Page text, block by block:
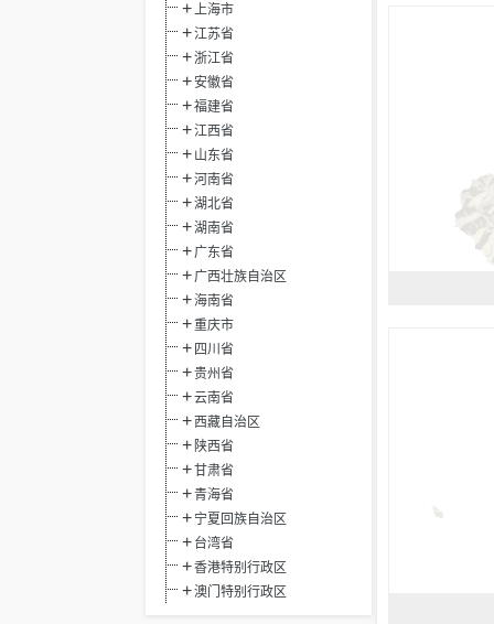
上海市
江苏省
浙江省
安徽省
福建省
江西省
山东省
河南省
湖北省
湖南省
广东省
广西壮族自治区
海南省
重庆市
四川省
贵州省
云南省
西藏自治区
陕西省
甘肃省
青海省
宁夏回族自治区
台湾省
香港特别行政区
澳门特别行政区